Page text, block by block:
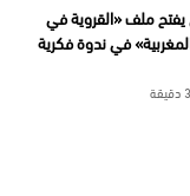
يفتح ملف «القروية في
المغربية» في ندوة فكرية